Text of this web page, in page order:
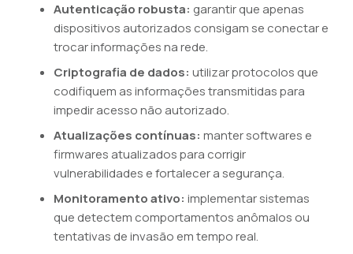
Autenticação robusta: garantir que apenas
dispositivos autorizados consigam se conectar e
trocar informações na rede.
Criptografia de dados: utilizar protocolos que
codifiquem as informações transmitidas para
impedir acesso não autorizado.
Atualizações contínuas: manter softwares e
firmwares atualizados para corrigir
vulnerabilidades e fortalecer a segurança.
Monitoramento ativo: implementar sistemas
que detectem comportamentos anômalos ou
tentativas de invasão em tempo real.